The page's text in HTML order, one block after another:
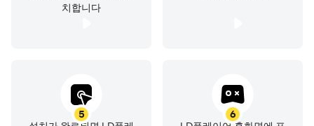
기 바랍니다.
08506 108-81-16843 제 2009-서울금천-0022 호 서울특
별시 금천구청
치합니다
5
6